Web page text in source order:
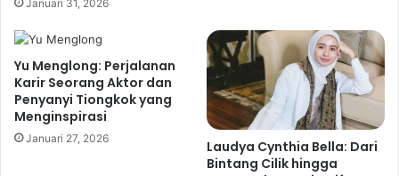
Januari 31, 2026
Yu Menglong: Perjalanan
Karir Seorang Aktor dan
Penyanyi Tiongkok yang
Menginspirasi
Januari 27, 2026
Laudya Cynthia Bella: Dari
Bintang Cilik hingga